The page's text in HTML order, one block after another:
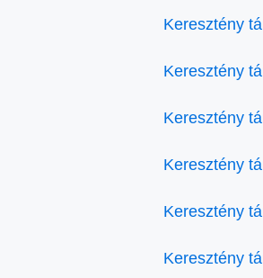
Keresztény
Keresztény
Keresztény
Keresztény
Keresztény
Keresztény